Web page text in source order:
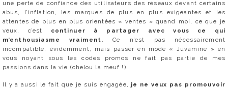
une perte de confiance des utilisateurs des réseaux devant certains
abus, l’inflation, les marques de plus en plus exigeantes et les
attentes de plus en plus orientées « ventes » quand moi, ce que je
veux, c’est continuer à partager avec vous ce qui
m’enthousiasme vraiment. Ce n’est pas nécessairement
incompatible, évidemment, mais passer en mode « Juvamine » en
vous noyant sous les codes promos ne fait pas partie de mes
passions dans la vie (chelou la meuf !).
Il y a aussi le fait que je suis engagée, je ne veux pas promouvoir